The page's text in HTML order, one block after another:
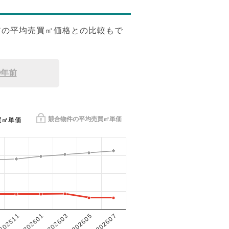
平均売買㎡価格との比較もで
前
競合物件の平均売買㎡単価
単価
202601202603 202605 202607